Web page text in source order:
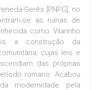
Gerês [PNPG], no
se as ruínas de
como Vilarinho
a construção da
cujas leis e
das próprias
romano. Acabou
modernidade pela